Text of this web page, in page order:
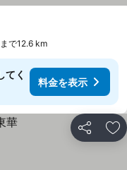
で12.6 km
てく
料金を表示
シェア お